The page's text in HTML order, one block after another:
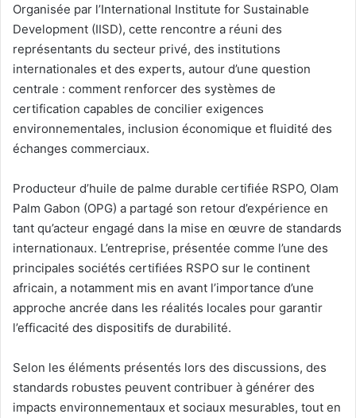
Organisée par l’International Institute for Sustainable
Development (IISD), cette rencontre a réuni des
représentants du secteur privé, des institutions
internationales et des experts, autour d’une question
centrale : comment renforcer des systèmes de
certification capables de concilier exigences
environnementales, inclusion économique et fluidité des
échanges commerciaux.
Producteur d’huile de palme durable certifiée RSPO, Olam
Palm Gabon (OPG) a partagé son retour d’expérience en
tant qu’acteur engagé dans la mise en œuvre de standards
internationaux. L’entreprise, présentée comme l’une des
principales sociétés certifiées RSPO sur le continent
africain, a notamment mis en avant l’importance d’une
approche ancrée dans les réalités locales pour garantir
l’efficacité des dispositifs de durabilité.
Selon les éléments présentés lors des discussions, des
standards robustes peuvent contribuer à générer des
impacts environnementaux et sociaux mesurables, tout en